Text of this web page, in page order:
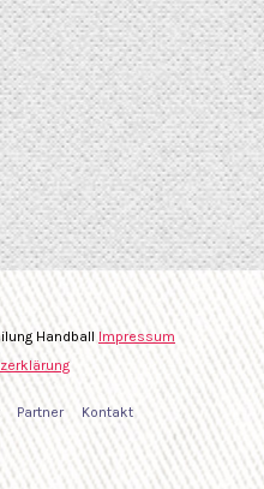
Handball Impressum
Partner Kontakt